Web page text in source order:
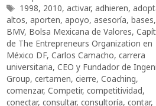
Etiquetas
1998, 2010, activar, adhieren,
altos, aporten, apoyo, asesoría, bases,
BMV, Bolsa Mexicana de Valores,
de The Entrepreneurs Organization en
México DF, Carlos Camacho, carrera
universitaria, CEO y Fundador de
Group, certamen, cierre, Coaching,
comenzar, Competir, competitividad,
conectar, consultar, consultoría, contar,